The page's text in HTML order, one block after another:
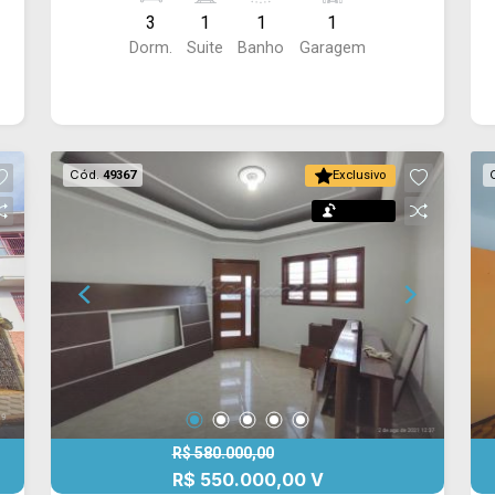
suíte, sala e cozinha. Conta ainda com
quintal, churrasqueira e 1 vaga de
3
Dorm.
1
Suite
1
Banho
1
Garagem
Exclusivo
Cód. 49367
R$ 580.000,00
R$ 550.000,00 V